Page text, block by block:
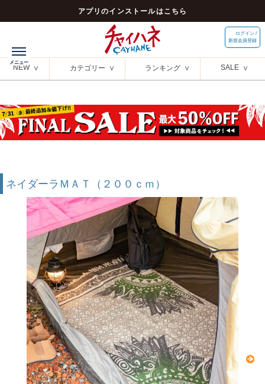
アプリのインストールはこちら
ログイン /
新規会員登録
NEW カテゴリー ランキング SALE
ネイダーラＭＡＴ（２００ｃｍ）